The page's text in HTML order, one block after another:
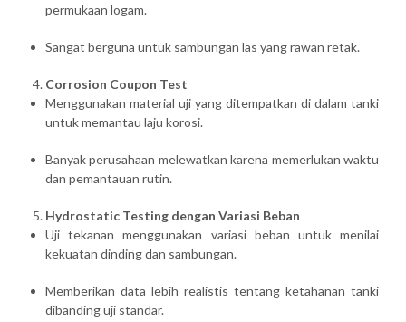
permukaan logam.
Sangat berguna untuk sambungan las yang rawan retak.
Corrosion Coupon Test
Menggunakan material uji yang ditempatkan di dalam tanki
untuk memantau laju korosi.
Banyak perusahaan melewatkan karena memerlukan waktu
dan pemantauan rutin.
Hydrostatic Testing dengan Variasi Beban
Uji tekanan menggunakan variasi beban untuk menilai
kekuatan dinding dan sambungan.
Memberikan data lebih realistis tentang ketahanan tanki
dibanding uji standar.